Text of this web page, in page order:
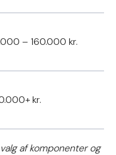
– 160.000 kr.
kr.
af komponenter og